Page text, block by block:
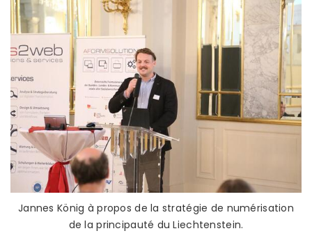
Jannes König à propos de la stratégie de numérisation
de la principauté du Liechtenstein.